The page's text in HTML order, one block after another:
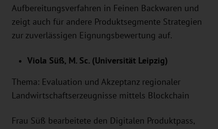
Aufbereitungsverfahren in Feinen Backwaren und
zeigt auch für andere Produktsegmente Strategien
zur zuverlässigen Eignungsbewertung auf.
Viola Süß, M. Sc. (Universität Leipzig)
Thema: Evaluation und Akzeptanz regionaler
Landwirtschaftserzeugnisse mittels Blockchain
Frau Süß bearbeitete den Digitalen Produktpass,